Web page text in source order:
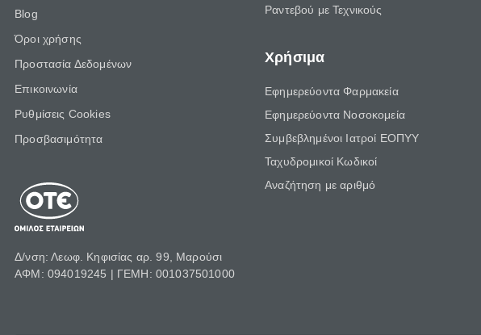
Blog
Όροι χρήσης
Προστασία Δεδομένων
Επικοινωνία
Ρυθμίσεις Cookies
Προσβασιμότητα
Δ/νση: Λεωφ. Κηφισίας αρ. 99, Μαρούσι
ΑΦΜ: 094019245 | ΓΕΜΗ: 001037501000
Ραντεβού με Τεχνικούς
Χρήσιμα
Εφημερεύοντα Φαρμακεία
Εφημερεύοντα Νοσοκομεία
Συμβεβλημένοι Ιατροί ΕΟΠΥΥ
Ταχυδρομικοί Κωδικοί
Αναζήτηση με αριθμό